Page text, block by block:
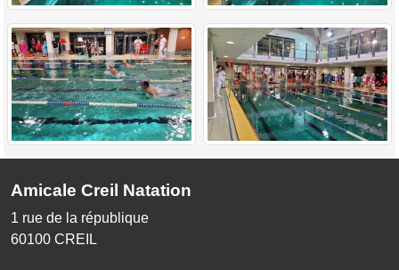
Amicale Creil Natation
1 rue de la république
60100 CREIL